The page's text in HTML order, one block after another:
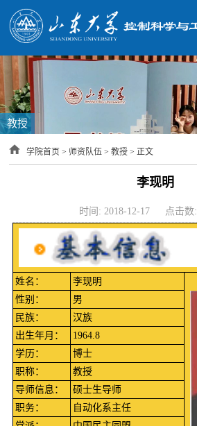
教授
学院首页 > 师资队伍 >教授 > 正文
李现明
时间: 2018-12-17 点击数:
姓名： 李现明
性别：
男
民族：
汉族
出生年月：
1964.8
学历：
博士
职称：
教授
导师信息：
硕士生导师
职务：
自动化系主任